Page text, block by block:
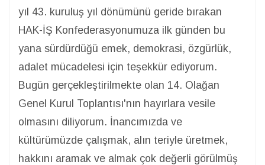
yıl 43. kuruluş yıl dönümünü geride bırakan
HAK-İŞ Konfederasyonumuza ilk günden bu
yana sürdürdüğü emek, demokrasi, özgürlük,
adalet mücadelesi için teşekkür ediyorum.
Bugün gerçekleştirilmekte olan 14. Olağan
Genel Kurul Toplantısı'nın hayırlara vesile
olmasını diliyorum. İnancımızda ve
kültürümüzde çalışmak, alın teriyle üretmek,
hakkını aramak ve almak çok değerli görülmüş